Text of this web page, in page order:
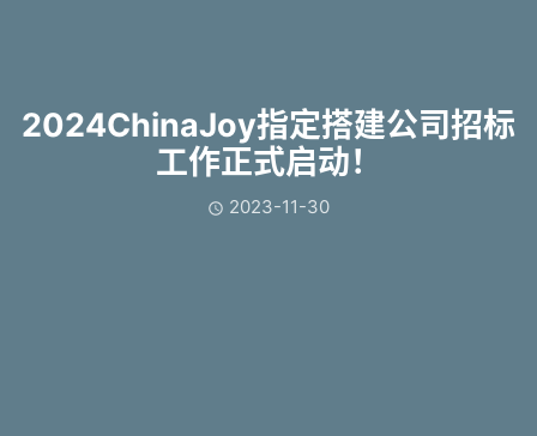
2024ChinaJoy指定搭建公司招标
工作正式启动！
 2023-11-30